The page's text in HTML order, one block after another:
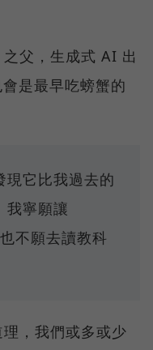
父，生成式 AI 出
是最早吃螃蟹的
現它比我過去的
我寧願讓
不願去讀教科
，我們或多或少